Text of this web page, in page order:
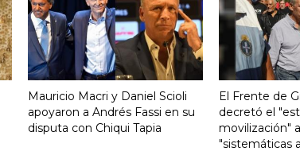
Mauricio Macri y Daniel Scioli
apoyaron a Andrés Fassi en su
disputa con Chiqui Tapia
El Frente de
decretó el
movilización"
"sistemáticas